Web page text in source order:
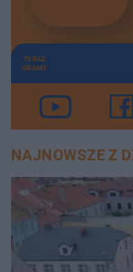
TERAZ
GRAMY
NAJNOWSZE Z